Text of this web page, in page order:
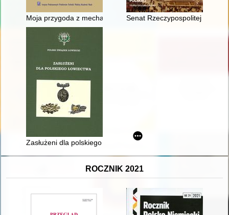
Moja przygoda z mechaniką : z Podlasia do Instytutu Polskiej
Senat Rzeczypospolitej
Zasłużeni dla polskiego łowiectwa
ROCZNIK 2021